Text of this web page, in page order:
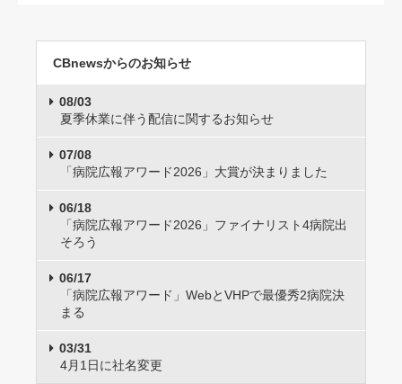
CBnewsからのお知らせ
08/03
夏季休業に伴う配信に関するお知らせ
07/08
「病院広報アワード2026」大賞が決まりました
06/18
「病院広報アワード2026」ファイナリスト4病院出
そろう
06/17
「病院広報アワード」WebとVHPで最優秀2病院決
まる
03/31
4月1日に社名変更